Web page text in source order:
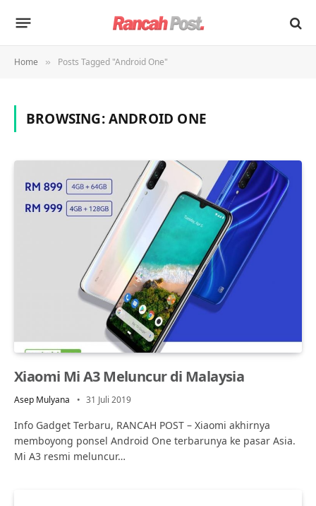
Home » Posts Tagged "Android One"
BROWSING:ANDROID ONE
Xiaomi Mi A3 Meluncur di Malaysia
Asep Mulyana 31 Juli 2019
Info Gadget Terbaru, RANCAH POST – Xiaomi akhirnya
memboyong ponsel Android One terbarunya ke pasar Asia.
Mi A3 resmi meluncur…